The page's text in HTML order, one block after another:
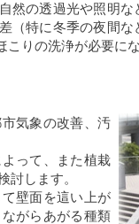
然の透過光や照明
（特に冬季の夜間
こりの洗浄が必要に
気象の改善、汚
って、また植栽
討します。
壁面を這い上が
がらあがる種類